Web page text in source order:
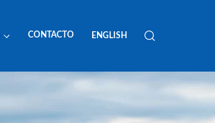
CONTACTO ENGLISH